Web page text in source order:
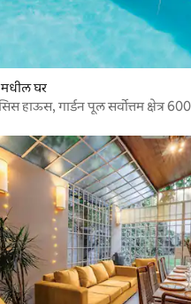
घर
हाऊस, गार्डन पूल सर्वोत्तम क्षेत्र